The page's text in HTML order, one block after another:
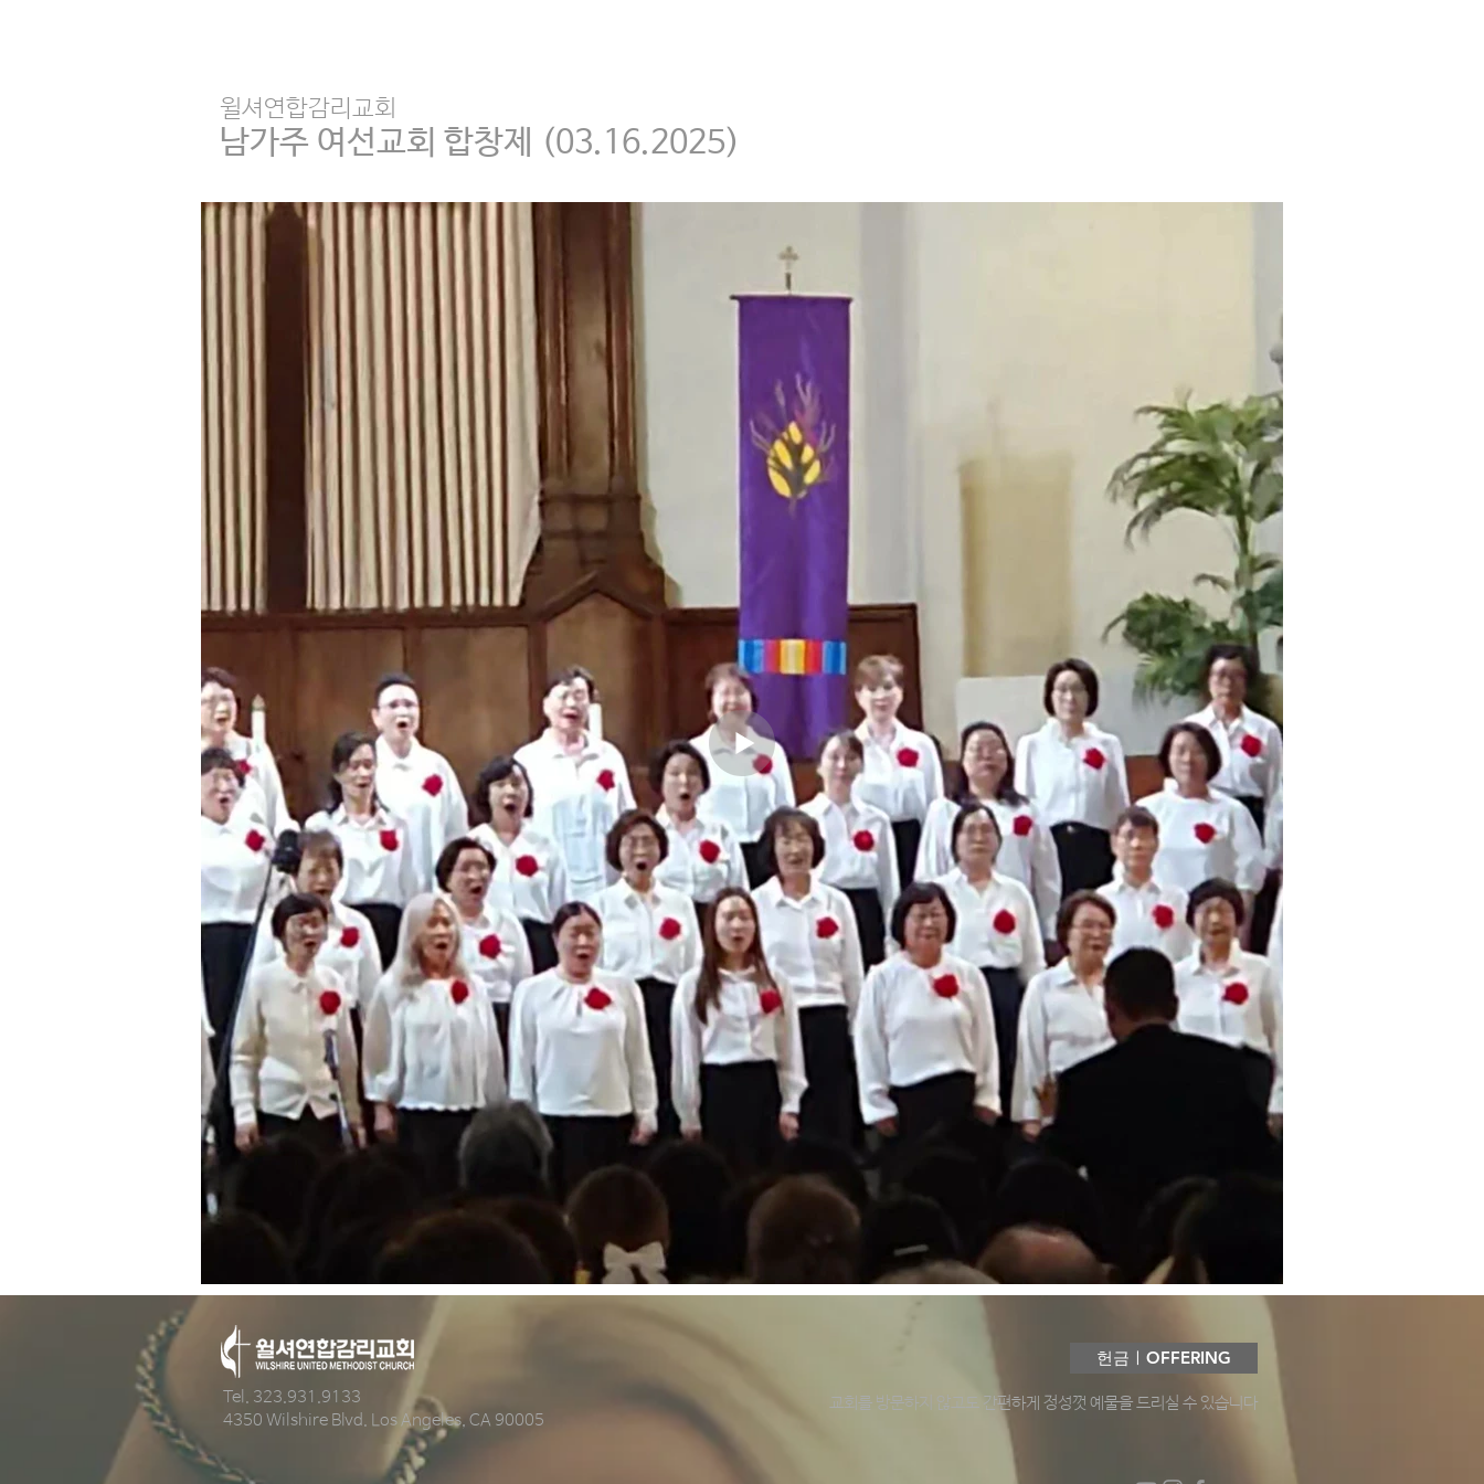
윌셔연합감리교회
남가주 여선교회 합창제 (03.16.2025)
Tel. 323.931.9133
4350 Wilshire Blvd. Los Angeles, CA 90005
헌금ㅣOFFERING
교회를 방문하지 않고도 간편하게 정성껏 예물을 드리실 수 있습니다